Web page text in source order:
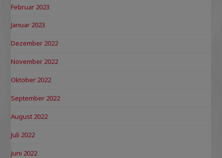
Februar 2023
Januar 2023
Dezember 2022
November 2022
Oktober 2022
September 2022
August 2022
Juli 2022
Juni 2022